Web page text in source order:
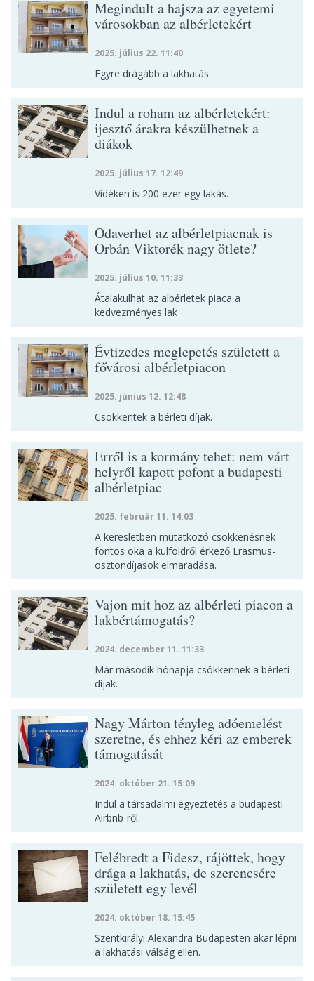
Megindult a hajsza az egyetemi
városokban az albérletekért
2025. július 22. 11:40
Egyre drágább a lakhatás.
Indul a roham az albérletekért:
ijesztő árakra készülhetnek a
diákok
2025. július 17. 12:49
Vidéken is 200 ezer egy lakás.
Odaverhet az albérletpiacnak is
Orbán Viktorék nagy ötlete?
2025. július 10. 11:33
Átalakulhat az albérletek piaca a
kedvezményes lak
Évtizedes meglepetés született a
fővárosi albérletpiacon
2025. június 12. 12:48
Csökkentek a bérleti díjak.
Erről is a kormány tehet: nem várt
helyről kapott pofont a budapesti
albérletpiac
2025. február 11. 14:03
A keresletben mutatkozó csökkenésnek
fontos oka a külföldről érkező Erasmus-
ösztöndíjasok elmaradása.
Vajon mit hoz az albérleti piacon a
lakbértámogatás?
2024. december 11. 11:33
Már második hónapja csökkennek a bérleti
díjak.
Nagy Márton tényleg adóemelést
szeretne, és ehhez kéri az emberek
támogatását
2024. október 21. 15:09
Indul a társadalmi egyeztetés a budapesti
Airbnb-ről.
Felébredt a Fidesz, rájöttek, hogy
drága a lakhatás, de szerencsére
született egy levél
2024. október 18. 15:45
Szentkirályi Alexandra Budapesten akar lépni
a lakhatási válság ellen.